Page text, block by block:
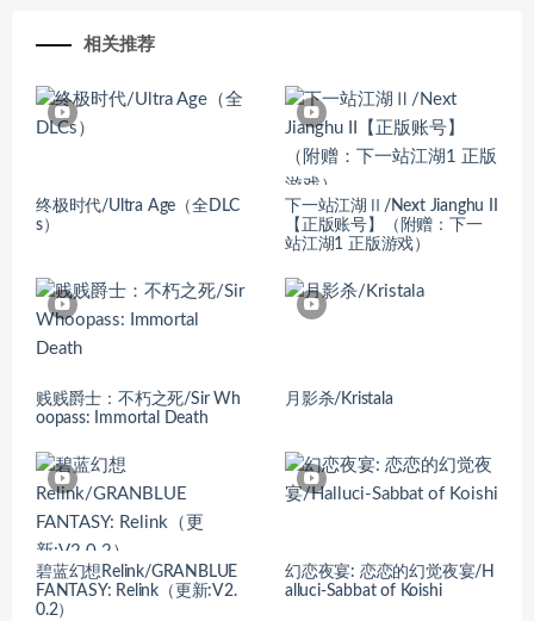
相关推荐
终极时代/Ultra Age（全DLC
s）
下一站江湖Ⅱ/Next Jianghu II
【正版账号】（附赠：下一
站江湖1 正版游戏）
贱贱爵士：不朽之死/Sir Wh
oopass: Immortal Death
月影杀/Kristala
碧蓝幻想Relink/GRANBLUE
FANTASY: Relink（更新:V2.
0.2）
幻恋夜宴: 恋恋的幻觉夜宴/H
alluci-Sabbat of Koishi